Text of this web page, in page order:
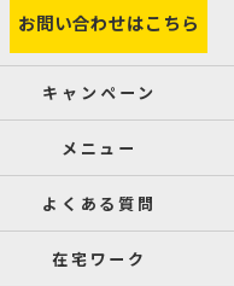
お問い合わせはこちら
キャンペーン
メニュー
よくある質問
在宅ワーク